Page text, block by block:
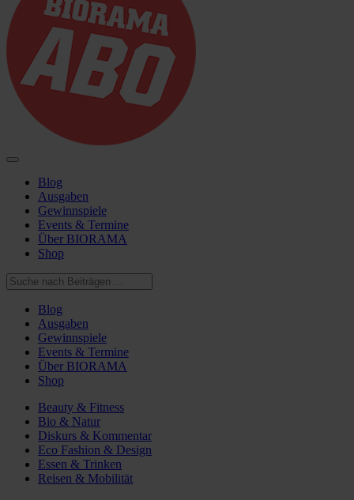
Blog
Ausgaben
Gewinnspiele
Events & Termine
Über BIORAMA
Shop
Blog
Ausgaben
Gewinnspiele
Events & Termine
Über BIORAMA
Shop
Beauty & Fitness
Bio & Natur
Diskurs & Kommentar
Eco Fashion & Design
Essen & Trinken
Reisen & Mobilität